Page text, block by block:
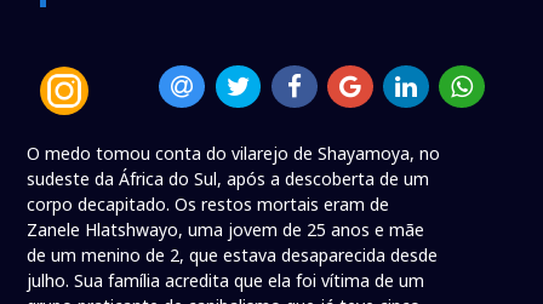
O medo tomou conta do vilarejo de Shayamoya, no
sudeste da África do Sul, após a descoberta de um
corpo decapitado. Os restos mortais eram de
Zanele Hlatshwayo, uma jovem de 25 anos e mãe
de um menino de 2, que estava desaparecida desde
julho. Sua família acredita que ela foi vítima de um